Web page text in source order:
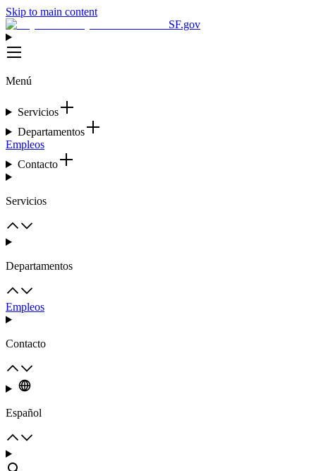
Skip to main content
SF.gov
Menú
Servicios
Departamentos
Empleos
Contacto
Servicios
Departamentos
Empleos
Contacto
Español